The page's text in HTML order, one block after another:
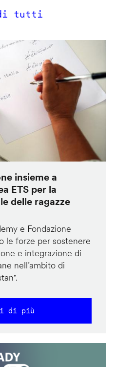
tutti
insieme a
ETS per la
delle ragazze
e Fondazione
le forze per sostenere
e integrazione di
nell’ambito di
di più